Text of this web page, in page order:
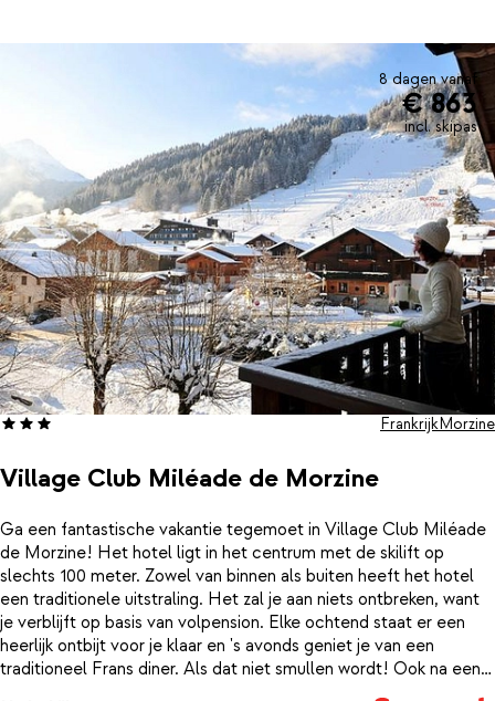
ook niet meer druk te maken deze wintersport. En niet geheel
onbelangrijk; de wijn is inbegrepen bij het diner in het hotel. Na
een dag op de piste is het heerlijk om nog even te relaxen. Dat
kan in het wellnesscenter van Club Le Crêt. Hier kun je nog wat
baantjes trekken in het binnenzwembad of helemaal tot rust
komen in de hamam of jacuzzi.
8 dagen vanaf
€ 863
incl. skipas
Village Club Miléade de Morzine
FrankrijkMorzine
Ga een fantastische vakantie tegemoet in Village Club Miléade
de Morzine! Het hotel ligt in het centrum met de skilift op
slechts 100 meter. Zowel van binnen als buiten heeft het hotel
een traditionele uitstraling. Het zal je aan niets ontbreken, want
je verblijft op basis van volpension. Elke ochtend staat er een
heerlijk ontbijt voor je klaar en 's avonds geniet je van een
traditioneel Frans diner. Als dat niet smullen wordt! Ook na een
dag slalommen is er genoeg te beleven in Village Club Miléade